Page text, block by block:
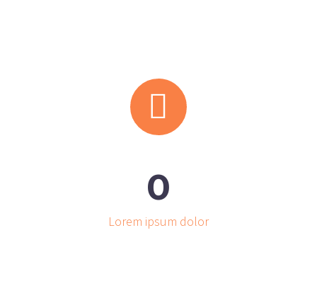


0
Lorem ipsum dolor